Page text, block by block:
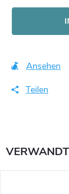
Ansehen
Teilen